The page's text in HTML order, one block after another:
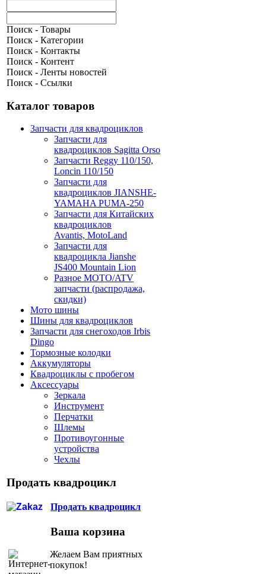
Поиск - Товары
Поиск - Категории
Поиск - Контакты
Поиск - Контент
Поиск - Ленты новостей
Поиск - Ссылки
Каталог товаров
Запчасти для квадроциклов
Запчасти для
квадроциклов Sagitta Orso
Запчасти Reggy 110/150,
Loncin 110/150
Запчасти для
квадроциклов JIANSHE-
YAMAHA PUMA-250
Запчасти для Китайских
квадроциклов
Avantis, MotoLand
Запчасти для
квадроцикла Jianshe
JS400 Mountain Lion
Разное МОТО/ATV
запчасти (распродажа,
скидки)
Мото шины
Шины для квадроциклов
Запчасти для снегоходов Irbis
Dingo
Тормозные колодки
Аккумуляторы
Квадроциклы с пробегом
Аксессуары
Зеркала
Инструмент
Перчатки
Шлемы
Противоугонные
устройства
Чехлы
Продать квадроцикл
Продать квадроцикл
Ваша корзина
Желаем Вам приятных
покупок!